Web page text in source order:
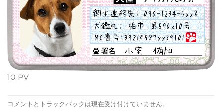
10 PV
コメントとトラックバックは現在受け付けていません。